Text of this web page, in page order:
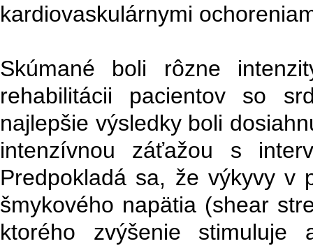
kardiovaskulárnymi
Skúmané boli rôzne
rehabilitácii pacientov so
najlepšie výsledky boli
intenzívnou záťažou s
Predpokladá sa, že výkyvy v
šmykového napätia (shear
ktorého zvýšenie stimuluje